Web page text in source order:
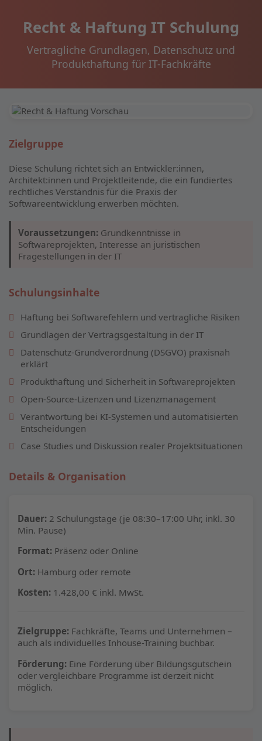
Recht & Haftung IT Schulung
Vertragliche Grundlagen, Datenschutz und
Produkthaftung für IT-Fachkräfte
Zielgruppe
Diese Schulung richtet sich an Entwickler:innen,
Architekt:innen und Projektleitende, die ein fundiertes
rechtliches Verständnis für die Praxis der
Softwareentwicklung erwerben möchten.
Voraussetzungen: Grundkenntnisse in
Softwareprojekten, Interesse an juristischen
Fragestellungen in der IT
Schulungsinhalte
Haftung bei Softwarefehlern und vertragliche Risiken
Grundlagen der Vertragsgestaltung in der IT
Datenschutz-Grundverordnung (DSGVO) praxisnah
erklärt
Produkthaftung und Sicherheit in Softwareprojekten
Open-Source-Lizenzen und Lizenzmanagement
Verantwortung bei KI-Systemen und automatisierten
Entscheidungen
Case Studies und Diskussion realer Projektsituationen
Details & Organisation
Dauer: 2 Schulungstage (je 08:30–17:00 Uhr, inkl. 30
Min. Pause)
Format: Präsenz oder Online
Ort: Hamburg oder remote
Kosten: 1.428,00 € inkl. MwSt.
Zielgruppe: Fachkräfte, Teams und Unternehmen –
auch als individuelles Inhouse-Training buchbar.
Förderung: Eine Förderung über Bildungsgutschein
oder vergleichbare Programme ist derzeit nicht
möglich.